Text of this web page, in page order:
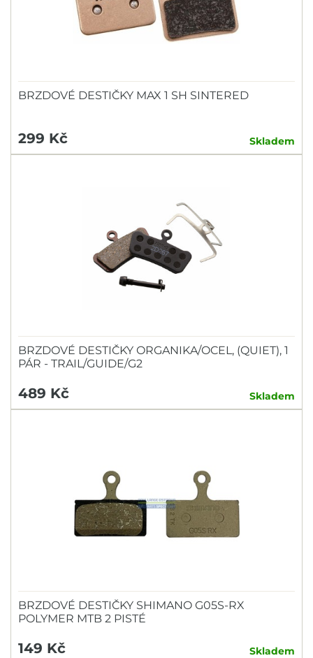
BRZDOVÉ DESTIČKY MAX 1 SH SINTERED
299 Kč Skladem
BRZDOVÉ DESTIČKY ORGANIKA/OCEL, (QUIET), 1
PÁR - TRAIL/GUIDE/G2
489 Kč Skladem
BRZDOVÉ DESTIČKY SHIMANO G05S-RX
POLYMER MTB 2 PISTÉ
149 Kč Skladem